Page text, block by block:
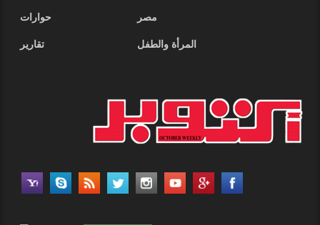
مصر
حوارات
المرأة والطفل
تقارير